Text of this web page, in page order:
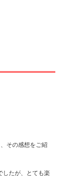
その感想をご紹
したが、とても楽